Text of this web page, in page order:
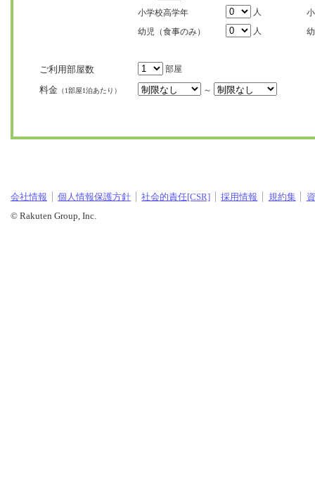
小学校高学年
人
幼児（食事のみ）
人
ご利用部屋数 部屋
料金 （1部屋1泊あたり） ～
会社情報 個人情報保護方針 社会的責任[CSR] 採用情報 規約集
© Rakuten Group, Inc.